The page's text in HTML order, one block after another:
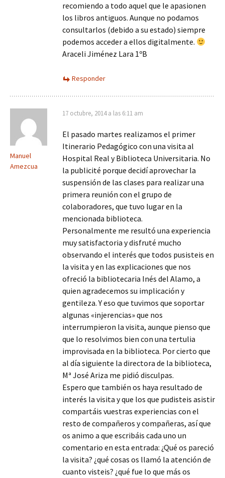
recomiendo a todo aquel que le apasionen
los libros antiguos. Aunque no podamos
consultarlos (debido a su estado) siempre
podemos acceder a ellos digitalmente.
Araceli Jiménez Lara 1ºB
Responder
Manuel
Amezcua
17 octubre, 2014 a las 6:11 am
El pasado martes realizamos el primer
Itinerario Pedagógico con una visita al
Hospital Real y Biblioteca Universitaria. No
la publicité porque decidí aprovechar la
suspensión de las clases para realizar una
primera reunión con el grupo de
colaboradores, que tuvo lugar en la
mencionada biblioteca.
Personalmente me resultó una experiencia
muy satisfactoria y disfruté mucho
observando el interés que todos pusisteis en
la visita y en las explicaciones que nos
ofreció la bibliotecaria Inés del Alamo, a
quien agradecemos su implicación y
gentileza. Y eso que tuvimos que soportar
algunas «injerencias» que nos
interrumpieron la visita, aunque pienso que
que lo resolvimos bien con una tertulia
improvisada en la biblioteca. Por cierto que
al día siguiente la directora de la biblioteca,
Mª José Ariza me pidió disculpas.
Espero que también os haya resultado de
interés la visita y que los que pudisteis asistir
compartáis vuestras experiencias con el
resto de compañeros y compañeras, así que
os animo a que escribáis cada uno un
comentario en esta entrada: ¿Qué os pareció
la visita? ¿qué cosas os llamó la atención de
cuanto visteis? ¿qué fue lo que más os